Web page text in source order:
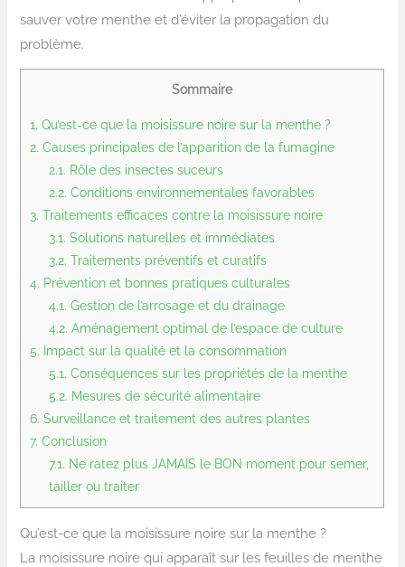
sauver votre menthe et d’éviter la propagation du
problème.
Sommaire
1. Qu’est-ce que la moisissure noire sur la menthe ?
2. Causes principales de l’apparition de la fumagine
2.1. Rôle des insectes suceurs
2.2. Conditions environnementales favorables
3. Traitements efficaces contre la moisissure noire
3.1. Solutions naturelles et immédiates
3.2. Traitements préventifs et curatifs
4. Prévention et bonnes pratiques culturales
4.1. Gestion de l’arrosage et du drainage
4.2. Aménagement optimal de l’espace de culture
5. Impact sur la qualité et la consommation
5.1. Conséquences sur les propriétés de la menthe
5.2. Mesures de sécurité alimentaire
6. Surveillance et traitement des autres plantes
7. Conclusion
7.1. Ne ratez plus JAMAIS le BON moment pour semer,
tailler ou traiter
Qu’est-ce que la moisissure noire sur la menthe ?
La moisissure noire qui apparaît sur les feuilles de menthe